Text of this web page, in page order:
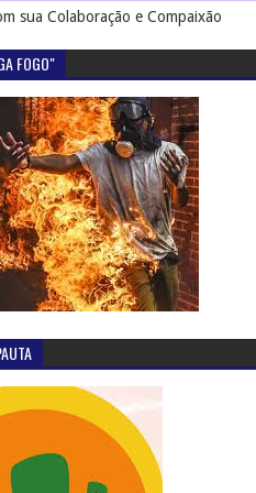
sua Colaboração e Compaixão
FOGO"